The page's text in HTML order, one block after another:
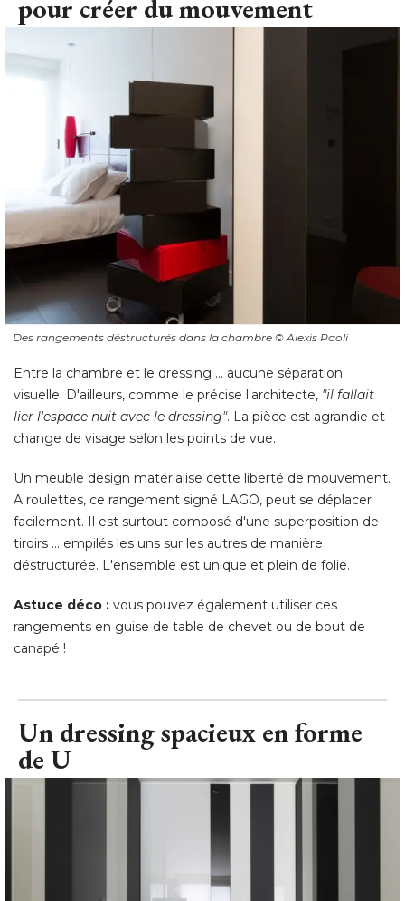
pour créer du mouvement
Des rangements déstructurés dans la chambre © Alexis Paoli
Entre la chambre et le dressing ... aucune séparation
visuelle. D'ailleurs, comme le précise l'architecte, "il fallait
lier l'espace nuit avec le dressing". La pièce est agrandie et
change de visage selon les points de vue.
Un meuble design matérialise cette liberté de mouvement.
A roulettes, ce rangement signé LAGO, peut se déplacer
facilement. Il est surtout composé d'une superposition de
tiroirs ... empilés les uns sur les autres de manière
déstructurée. L'ensemble est unique et plein de folie.
Astuce déco : vous pouvez également utiliser ces
rangements en guise de table de chevet ou de bout de
canapé !
Un dressing spacieux en forme
de U